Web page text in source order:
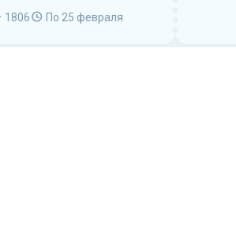
1806 По 25 февраля